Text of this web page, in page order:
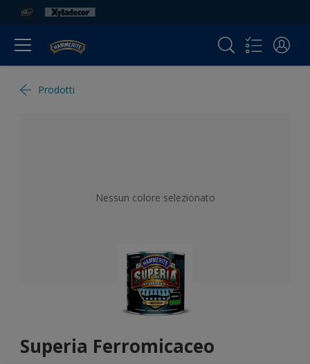
Prodotti
Nessun colore selezionato
Superia Ferromicaceo